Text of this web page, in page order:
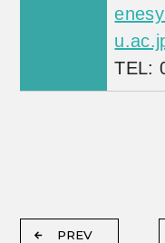
TEL:
PREV